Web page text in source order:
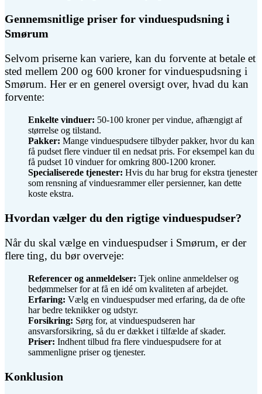
Gennemsnitlige priser for vinduespudsning i
Smørum
Selvom priserne kan variere, kan du forvente at betale et
sted mellem 200 og 600 kroner for vinduespudsning i
Smørum. Her er en generel oversigt over, hvad du kan
forvente:
Enkelte vinduer: 50-100 kroner per vindue, afhængigt af
størrelse og tilstand.
Pakker: Mange vinduespudsere tilbyder pakker, hvor du kan
få pudset flere vinduer til en nedsat pris. For eksempel kan du
få pudset 10 vinduer for omkring 800-1200 kroner.
Specialiserede tjenester: Hvis du har brug for ekstra tjenester
som rensning af vinduesrammer eller persienner, kan dette
koste ekstra.
Hvordan vælger du den rigtige vinduespudser?
Når du skal vælge en vinduespudser i Smørum, er der
flere ting, du bør overveje:
Referencer og anmeldelser: Tjek online anmeldelser og
bedømmelser for at få en idé om kvaliteten af arbejdet.
Erfaring: Vælg en vinduespudser med erfaring, da de ofte
har bedre teknikker og udstyr.
Forsikring: Sørg for, at vinduespudseren har
ansvarsforsikring, så du er dækket i tilfælde af skader.
Priser: Indhent tilbud fra flere vinduespudsere for at
sammenligne priser og tjenester.
Konklusion